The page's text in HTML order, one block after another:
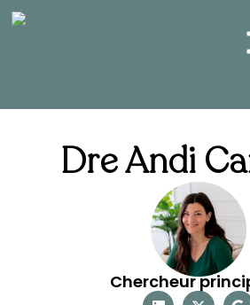
Dre Andi
Chercheur